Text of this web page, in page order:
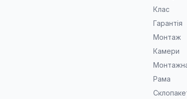
Клас
Гарантія
Монтаж
Камери
Рама